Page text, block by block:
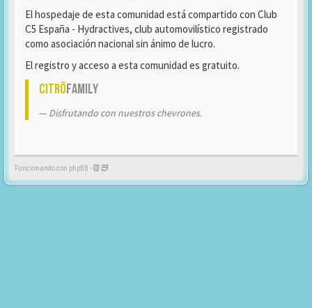
El hospedaje de esta comunidad está compartido con Club
C5 España - Hydractives, club automovilístico registrado
como asociación nacional sin ánimo de lucro.
El registro y acceso a esta comunidad es gratuito.
CitröFamily
Disfrutando con nuestros chevrones.
Funcionando con phpBB -